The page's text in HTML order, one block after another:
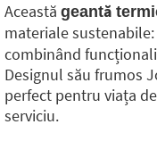
Această geantă
materiale sustenabile:
combinând
Designul său frumos
perfect pentru viața
serviciu.